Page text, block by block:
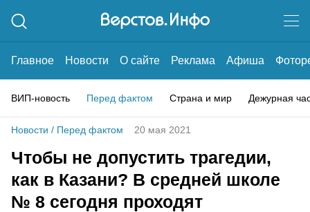
Главное Новости О сайте Реклама Афиша
ВИП-новость Перед фактом Страна и мир Дежурная
Новости / Перед фактом 20 мая 2021
Чтобы не допустить трагедии,
как в Казани? В средней школе
№ 8 сегодня проходят